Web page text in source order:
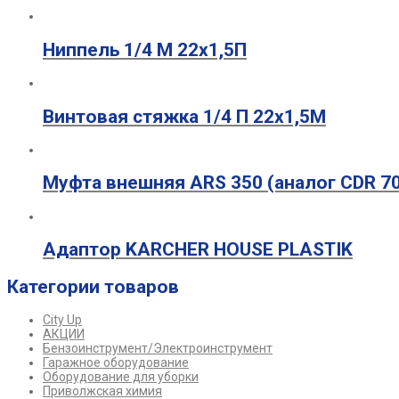
Ниппель 1/4 М 22х1,5П
Винтовая стяжка 1/4 П 22х1,5М
Муфта внешняя ARS 350 (аналог CDR
Адаптор KARCHER HOUSE PLASTIK
Категории товаров
City Up
АКЦИИ
Бензоинструмент/Электроинструмент
Гаражное оборудование
Оборудование для уборки
Приволжская химия